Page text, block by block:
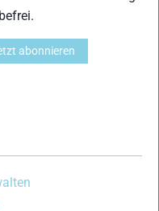
30
abonnieren